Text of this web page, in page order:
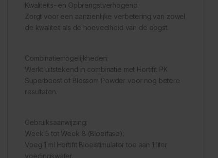
Kwaliteits- en Opbrengstverhogend:
Zorgt voor een aanzienlijke verbetering van zowel
de kwaliteit als de hoeveelheid van de oogst.
Combinatiemogelijkheden:
Werkt uitstekend in combinatie met Hortifit PK
Superboost of Blossom Powder voor nog betere
resultaten.
Gebruiksaanwijzing:
Week 5 tot Week 8 (Bloeifase):
Voeg 1 ml Hortifit Bloeistimulator toe aan 1 liter
voedingswater.